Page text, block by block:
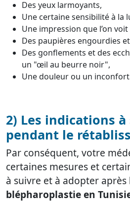
Des yeux larmoyants,
Une certaine sensibilité à la
Une impression que l’on
Des paupières engourdies
Des gonflements et des
un "œil au beurre noir",
Une douleur ou un
2) Les indications
pendant le
Par conséquent, votre
certaines mesures et
à suivre et à adopter
blépharoplastie en